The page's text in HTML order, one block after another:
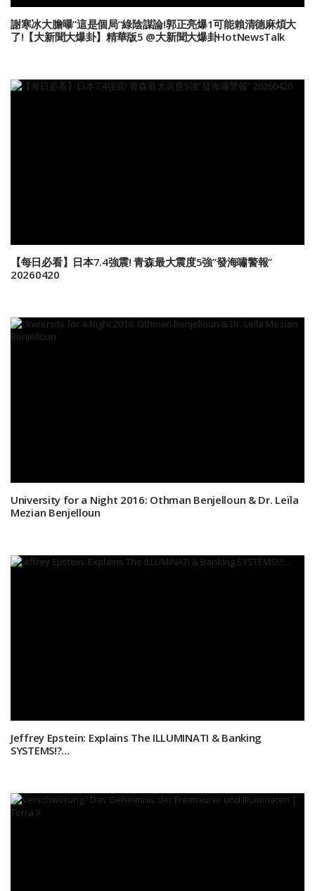
謝寒冰大膽曝”這是個局”綠陰謀論!郭正亮爆1可能賴清德麻煩大
了!【大新聞大爆卦】精華版5 @大新聞大爆卦HotNewsTalk
【每日必看】日本7.4強震! 青森最大震度5強”發海嘯警報”
20260420
University for a Night 2016: Othman Benjelloun & Dr. Leïla
Mezian Benjelloun
Jeffrey Epstein: Explains The ILLUMINATI & Banking
SYSTEMS!?…